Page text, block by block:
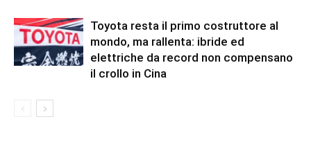
Toyota resta il primo costruttore al
mondo, ma rallenta: ibride ed
elettriche da record non compensano
il crollo in Cina